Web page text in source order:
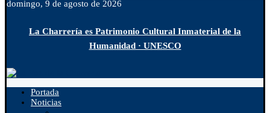
domingo, 9 de agosto de 2026
La Charrería es Patrimonio Cultural Inmaterial de la
Humanidad · UNESCO
Portada
Noticias